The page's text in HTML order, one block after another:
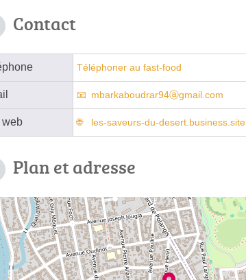
Contact
Téléphoner au fast-food
mbarkaboudrar94ⓐgmail.com
web les-saveurs-du-desert.business.site
Plan et adresse